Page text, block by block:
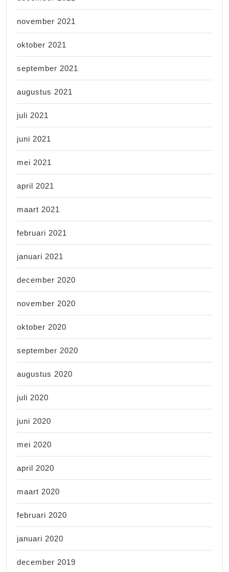
november 2021
oktober 2021
september 2021
augustus 2021
juli 2021
juni 2021
mei 2021
april 2021
maart 2021
februari 2021
januari 2021
december 2020
november 2020
oktober 2020
september 2020
augustus 2020
juli 2020
juni 2020
mei 2020
april 2020
maart 2020
februari 2020
januari 2020
december 2019